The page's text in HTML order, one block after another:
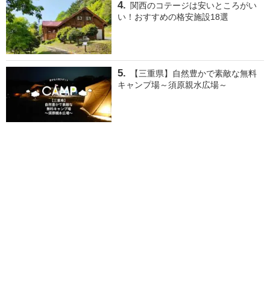
関西のコテージは安いところがい
い！おすすめの格安施設18選
【三重県】自然豊かで素敵な無料
キャンプ場～須原親水広場～